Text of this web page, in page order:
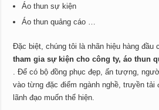
Áo thun sự kiện
Áo thun quảng cáo …
Đặc biệt, chúng tôi là nhãn hiệu hàng đầu
tham gia sự kiện cho công ty, áo thun
.Để có bộ đồng phục đẹp, ấn tượng,
vào từng đặc điểm ngành nghề, truyền
lãnh đạo muốn thể hiện.